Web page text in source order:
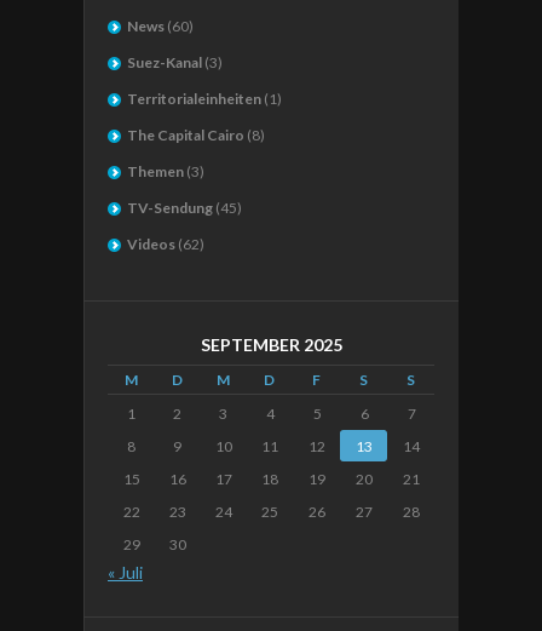
News (60)
Suez-Kanal (3)
Territorialeinheiten (1)
The Capital Cairo (8)
Themen (3)
TV-Sendung (45)
Videos (62)
SEPTEMBER 2025
M D M D F S
S
1
2 3 4 5 6
7
8
9 10 11 12 13
14
15
16 17 18 19 20
21
22
23 24 25 26 27
28
29
30
« Juli